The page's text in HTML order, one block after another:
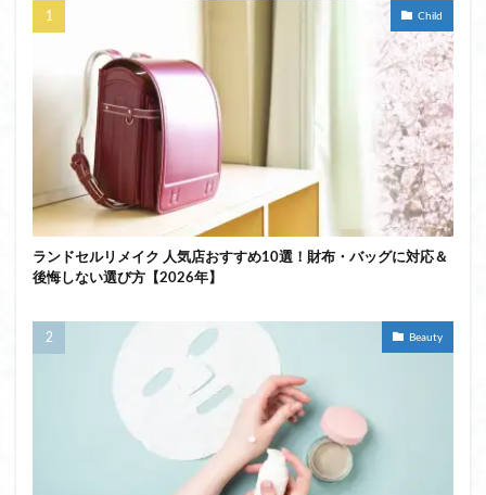
Child
ランドセルリメイク 人気店おすすめ10選！財布・バッグに対応＆
後悔しない選び方【2026年】
Beauty